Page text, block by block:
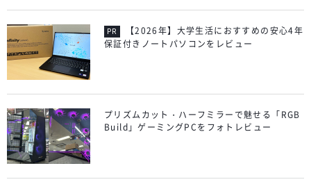
【2026年】大学生活におすすめの安心4年
保証付きノートパソコンをレビュー
プリズムカット・ハーフミラーで魅せる「RGB
Build」ゲーミングPCをフォトレビュー